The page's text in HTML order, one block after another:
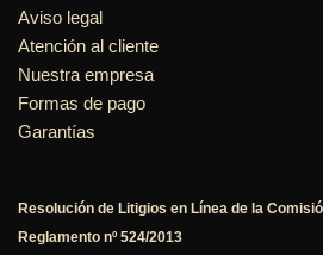
Aviso legal
Atención al cliente
Nuestra empresa
Formas de pago
Garantías
Resolución de Litigios en Línea de la
Reglamento nº 524/2013